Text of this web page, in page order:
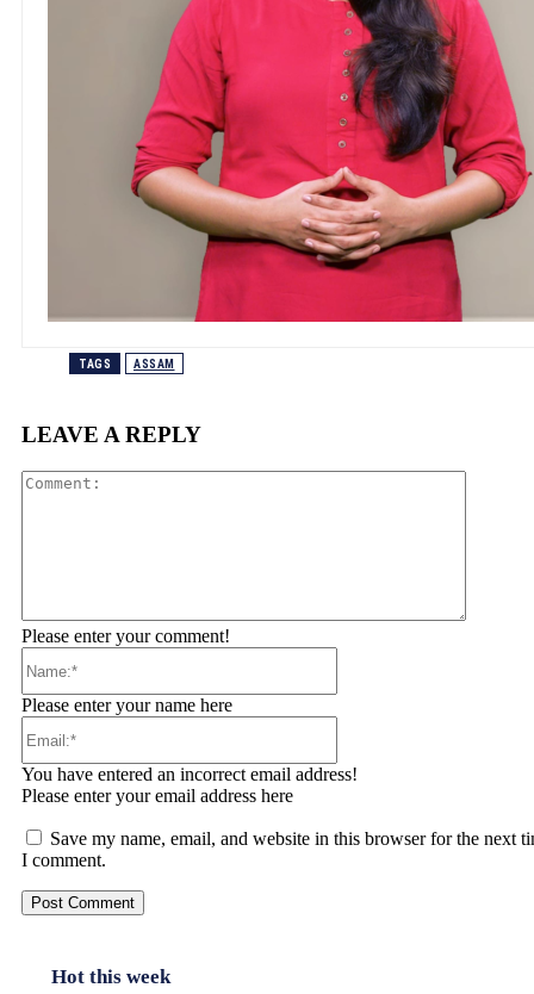
TAGS ASSAM
LEAVE A REPLY
Please enter your comment!
Please enter your name here
You have entered an incorrect email address!
Please enter your email address here
Save my name, email, and website in this browser for the next
I comment.
Hot this week